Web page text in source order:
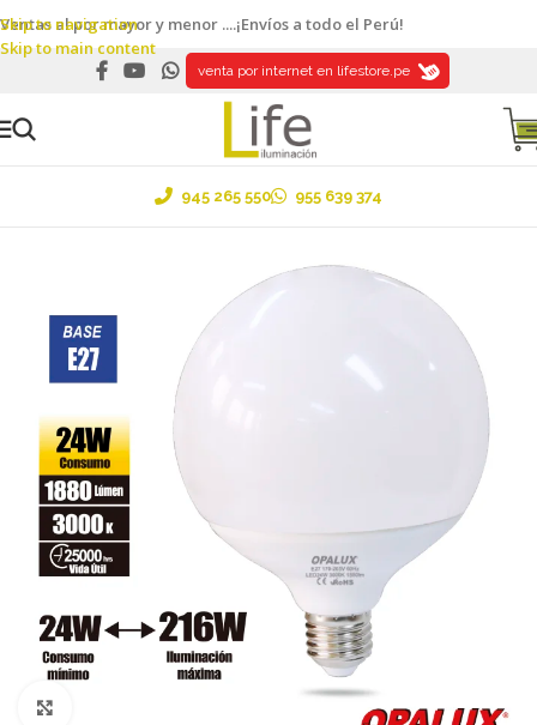
Skip to navigation
Skip to main content
Ventas al por mayor y menor ....¡Envíos a todo el Perú!
venta por internet en lifestore.pe
945 265 550 955 639 374